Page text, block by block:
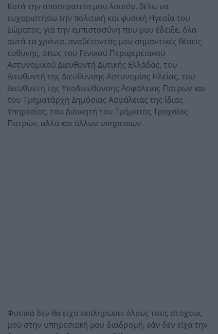
Κατά την αποστρατεία μου λοιπόν, θέλω να
ευχαριστήσω την πολιτική και φυσική Ηγεσία του
Σώματος, για την εμπιστοσύνη που μου έδειξε, όλα
αυτά τα χρόνια, αναθέτοντάς μου σημαντικές θέσεις
ευθύνης, όπως του Γενικού Περιφερειακού
Αστυνομικού Διευθυντή Δυτικής Ελλάδας, του
Διευθυντή της Διεύθυνσης Αστυνομίας Ηλείας, του
Διευθυντή της Υποδιεύθυνσης Ασφάλειας Πατρών και
του Τμηματάρχη Δημόσιας Ασφάλειας της ίδιας
Υπηρεσίας, του Διοικητή του Τμήματος Τροχαίας
Πατρών, αλλά και άλλων υπηρεσιών.
Φυσικά δεν θα είχα εκπληρώσει όλους τους στόχους
μου στην υπηρεσιακή μου διαδρομή, εάν δεν είχα την